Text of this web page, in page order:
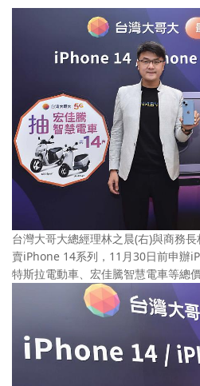
台灣大哥大總經理林之晨(右)與商務
賣iPhone 14系列，11月30日前申辦
特斯拉電動車、宏佳騰智慧電車等總